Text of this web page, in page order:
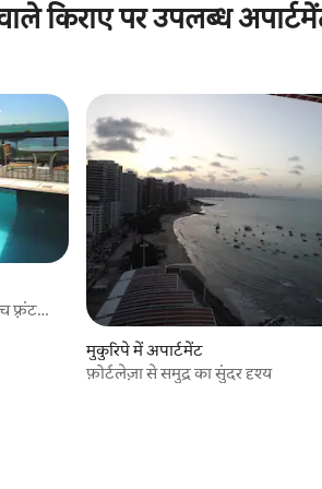
किराए पर उपलब्ध
फ़्रंट
मुकुरिपे में अपार्टमेंट
फ़ोर्टलेज़ा से समुद्र का सुंदर दृश्य